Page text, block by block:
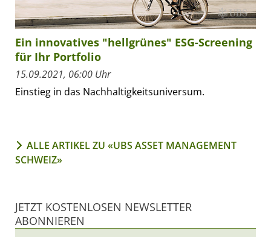
Ein innovatives "hellgrünes" ESG-Screening
für Ihr Portfolio
15.09.2021, 06:00 Uhr
Einstieg in das Nachhaltigkeitsuniversum.
ALLE ARTIKEL ZU «UBS ASSET MANAGEMENT
SCHWEIZ»
JETZT KOSTENLOSEN NEWSLETTER
ABONNIEREN